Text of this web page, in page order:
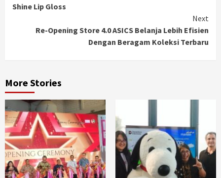
Shine Lip Gloss
Next
Re-Opening Store 4.0 ASICS Belanja Lebih Efisien
Dengan Beragam Koleksi Terbaru
More Stories